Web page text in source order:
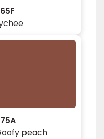
peach